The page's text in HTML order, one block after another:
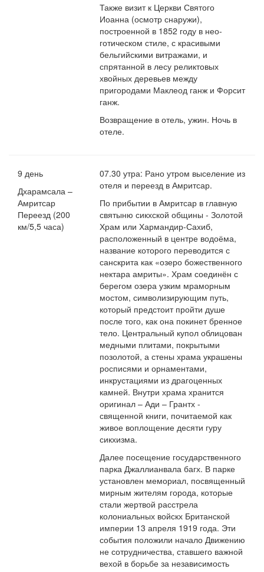
Также визит к Церкви Святого
Иоанна (осмотр снаружи),
построенной в 1852 году в нео-
готическом стиле, с красивыми
бельгийскими витражами, и
спрятанной в лесу реликтовых
хвойных деревьев между
пригородами Маклеод ганж и Форсит
ганж.
Возвращение в отель, ужин. Ночь в
отеле.
9 день
Дхарамсала –
Амритсар
Переезд (200
км/5,5 часа)
07.30 утра: Рано утром выселение из
отеля и переезд в Амритсар.
По прибытии в Амритсар в главную
святыню сикхской общины - Золотой
Храм или Хармандир-Сахиб,
расположенный в центре водоёма,
название которого переводится с
санскрита как «озеро божественного
нектара амриты». Храм соединён с
берегом озера узким мраморным
мостом, символизирующим путь,
который предстоит пройти душе
после того, как она покинет бренное
тело. Центральный купол облицован
медными плитами, покрытыми
позолотой, а стены храма украшены
росписями и орнаментами,
инкрустациями из драгоценных
камней. Внутри храма хранится
оригинал – Ади – Грантх -
священной книги, почитаемой как
живое воплощение десяти гуру
сикхизма.
Далее посещение государственного
парка Джаллианвала багх. В парке
установлен мемориал, посвященный
мирным жителям города, которые
стали жертвой расстрела
колониальных войскх Британской
империи 13 апреля 1919 года. Эти
события положили начало Движению
не сотрудничества, ставшего важной
вехой в борьбе за независимость